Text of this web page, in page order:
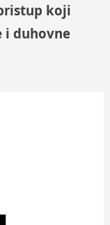
koji
i duhovne